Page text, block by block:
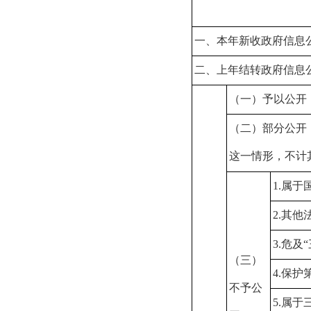
一、本年新收政府信息
二、上年结转政府信息
（一）予以公开
（二）部分公
这一情形，不计
（三）
不予公
1.属于
2.其他
3.危及
4.保护
5.属于